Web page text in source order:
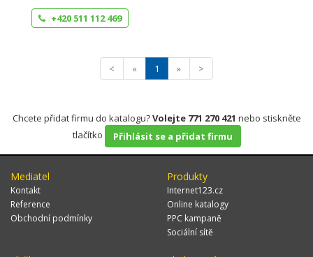
+420 511 112 469
< « 1 » >
Chcete přidat firmu do katalogu?Volejte 771 270 421 nebo stiskněte
tlačítko
Přihlásit se a přidat firmu
Mediatel
Kontakt
Reference
Obchodní podmínky
Produkty
Internet123.cz
Online katalogy
PPC kampaně
Sociální sítě